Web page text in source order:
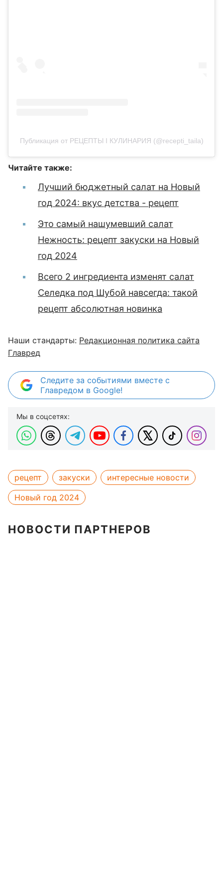
Публикация от РЕЦЕПТЫ I КУЛИНАРИЯ (@recepti_taila)
Читайте также:
Лучший бюджетный салат на Новый
год 2024: вкус детства - рецепт
Это самый нашумевший салат
Нежность: рецепт закуски на Новый
год 2024
Всего 2 ингредиента изменят салат
Селедка под Шубой навсегда: такой
рецепт абсолютная новинка
Наши стандарты: Редакционная политика сайта
Главред
Следите за событиями вместе с
Главредом в Google!
Мы в соцсетях:
рецепт закуски
интересные новости
Новый год 2024
НОВОСТИ ПАРТНЕРОВ